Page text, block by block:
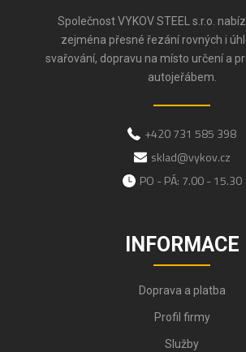
Společnost VYKOV STEEL s.r.o.
zejména přesné řezání rovných i
svařování, dopravu na místo určení a
autojeřábem.
+420 731 585 398
sklad@vykov.cz
PO - PÁ: 7.00 - 15.30
INFORMACE
Doprava a platba
Profil firmy
Služby